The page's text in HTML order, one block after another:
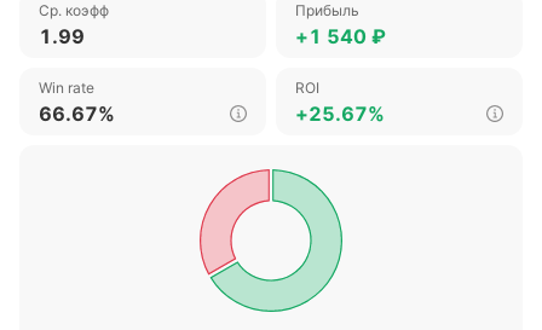
Ср. коэфф
1.99
Прибыль
+1 540 ₽
Win rate
66.67%
ROI
+25.67%